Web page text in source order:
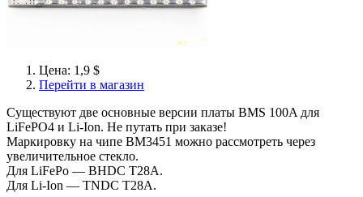
Цена: 1,9 $
Перейти в магазин
Существуют две основные версии платы BMS 100A для
LiFePO4 и Li-Ion. Не путать при заказе!
Маркировку на чипе BM3451 можно рассмотреть через
увеличительное стекло.
Для LiFePo — BHDC T28A.
Для Li-Ion — TNDC T28A.